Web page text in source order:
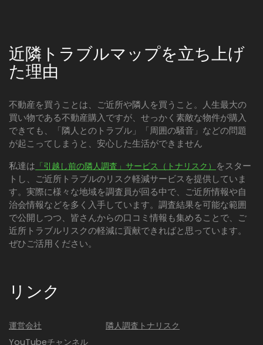
近隣トラブルマップを立ち上げ
た理由
不動産を買うことは、ご近所や隣人を買うこと。人生最大の
買い物である不動産購入ですが、せっかく素敵な物件が購入
できても、「隣人とのトラブル」「周囲の騒音」などの問題
が起こってしまうと、安心した生活ができません
私達は 「引越し前の隣人調査」サービス（トナリスク） をスター
トし、ご近所トラブルのリスク軽減サービスを提供していま
す。実際に様々な地域を調査員が回る中で、ご近所情報や自
治会情報などを多く入手しています。調査結果を可能な範囲
で公開しつつ、皆さんからの口コミ情報も集めることで、ご
近所トラブルリスクの軽減に貢献できればと思っています。
ぜひご活用ください。
リンク
運営会社
YouTubeチャンネル
隣人調査トナリスク